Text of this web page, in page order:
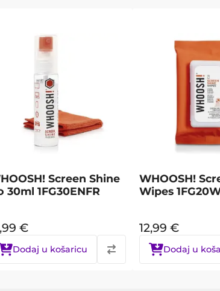
Screen Shine
30ml 1FG30ENFR
€
Dodaj u košaricu
WHOOSH!
Wipes
12,99 €
Dodaj u